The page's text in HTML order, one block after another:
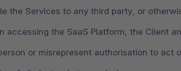
the Services to any third party, or
accessing the SaaS Platform, the Client
or misrepresent authorisation to act